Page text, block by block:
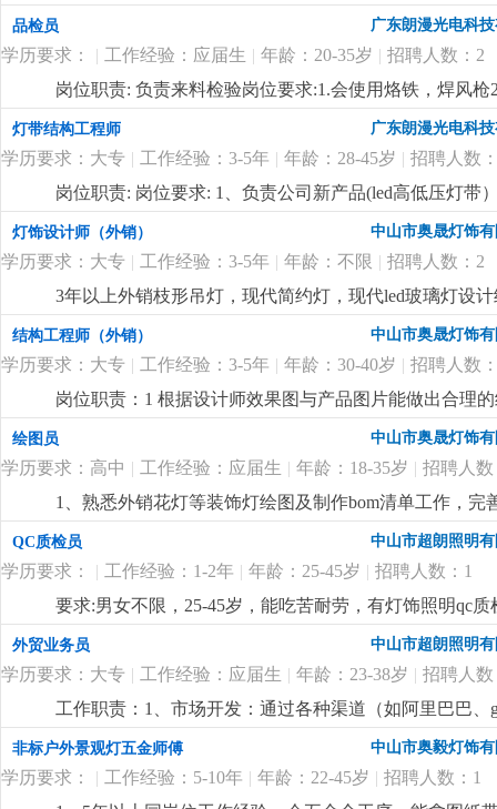
灯带、商业照明等相关行业销售经验的优先录用，在其
3、有很强的业务能力和主动性，抗压能力强，对工作
迎志同道合的有识之士加入。更详细...
品检员 广东朗漫光电科
学历要求： | 工作经验：应届生 | 年龄：20-35岁 | 招聘人数：2
岗位职责: 负责来料检验岗位要求:1.会使用烙铁，焊风
灯带结构工程师 广东朗漫光电科
学历要求：大专 | 工作经验：3-5年 | 年龄：28-45岁 | 招聘人数
岗位职责: 岗位要求: 1、负责公司新产品(led高低压灯
产工艺（焊接、注塑成型）问题；3、负责技术资料的
以上led灯带产品研发工作经验，对led灯带产品有丰富
悉线路板原理，灯带内部结构、安装出线结构方式及相
力，能承受较大的工作压力；6、有在led高低压灯带或
坚持长期主义的企业，欢迎志同道合的有识之士加入更
灯饰设计师（外销） 中山市奥晟灯饰
学历要求：大专 | 工作经验：3-5年 | 年龄：不限 | 招聘人数：2
3年以上外销枝形吊灯，现代简约灯，现代led玻璃灯设
上产品的色彩以及材料运用拥有独特理解和较深认识。
能熟练运用autocad，adobephotos，3dsma等软件，自
薪+高提成，欢迎有相关经验的有志之士加入！！！此
结构工程师（外销） 中山市奥晟灯饰
学历要求：大专 | 工作经验：3-5年 | 年龄：30-40岁 | 招聘人数
岗位职责：1 根据设计师效果图与产品图片能做出合理
工生产零件图纸并全程跟踪样品进度3 根据打样资料的
软件(autocad)和三维建模软（solidworks或pro/engineer
有一定的创作思维能力，懂得微改，熟悉led光源应用
谨4. 本公司生产产品为全品类外销家居装饰灯具，需要
前看清职位要求，此岗位需要5-10年以上出口灯饰企业
绘图员 中山市奥晟灯饰
学历要求：高中 | 工作经验：应届生 | 年龄：18-35岁 | 招聘人数
1、熟悉外销花灯等装饰灯绘图及制作bom清单工作，
所熟悉，对led产品积分球测试有了解优先； 3、有1:1放
QC质检员 中山市超朗照明
学历要求： | 工作经验：1-2年 | 年龄：25-45岁 | 招聘人数：1
要求:男女不限，25-45岁，能吃苦耐劳，有灯饰照明qc
外贸业务员 中山市超朗照明
学历要求：大专 | 工作经验：应届生 | 年龄：23-38岁 | 招聘人数
工作职责：1、市场开发：通过各种渠道（如阿里巴巴
理：负责维护客户关系，提供售前、售中和售后服务，
程，确保准时交货，并收回应收回的款项。4、市场调
5、产品推广：通过网络平台和社交媒体推广公司产品
非标户外景观灯五金师傅 中山市奥毅灯饰
学历要求： | 工作经验：5-10年 | 年龄：22-45岁 | 招聘人数：1